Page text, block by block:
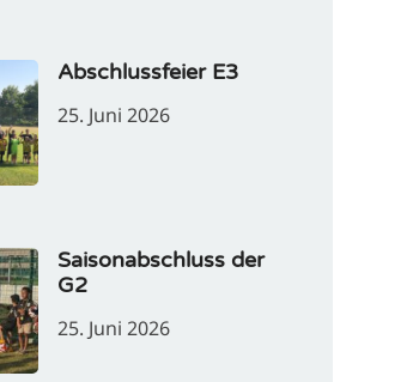
Abschlussfeier E3
25. Juni 2026
Saisonabschluss der
G2
25. Juni 2026